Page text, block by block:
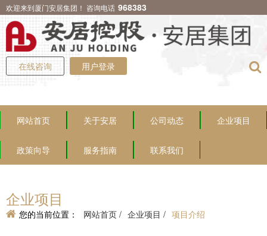
欢迎来到厦门安居集团！ 咨询电话 968383
在线咨询 用户登录
网站首页 关于安居 公司动态 企业项目
政策向导 服务指南 联系我们
企业项目
您的当前位置： 网站首页 / 企业项目 / 项目介绍